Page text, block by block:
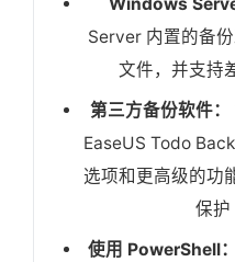
Server 内置的备
文件，并支持
第三方备份软件：
EaseUS Todo
选项和更高级的功
保护
使用 PowerShell：